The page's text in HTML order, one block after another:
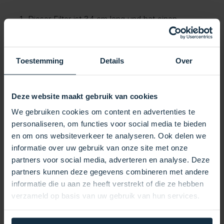
Toestemming Details Over
Deze website maakt gebruik van cookies
We gebruiken cookies om content en advertenties te
personaliseren, om functies voor social media te bieden
en om ons websiteverkeer te analyseren. Ook delen we
informatie over uw gebruik van onze site met onze
partners voor social media, adverteren en analyse. Deze
partners kunnen deze gegevens combineren met andere
informatie die u aan ze heeft verstrekt of die ze hebben
verzameld op basis van uw gebruik van hun services.
Dieser Filter ist 34 cm lang und hat einen
Durchmesser von 13 cm. Dadurch wird eine
perfekte Passform und ein effizienter Betrieb in
Öffnungen an der Ober- und Unterseite erleichtern
Mit einer großen Filteroberfläche von 50
Quadratzoll. Fuß. Der Sanistream Spa Filter
DL706 kann mehr Verunreinigungen zurückhalten,
was zu saubererem Wasser und einem besseren
Spa-Erlebnis führt. Dieser Filter kann durch
mehrere Filtertypen ersetzt werden, darunter
Darlly 40506/DL706, Unicel C-4950, Pleatco
PRB50-1N und Magnum RD50. Dies macht ihn zur